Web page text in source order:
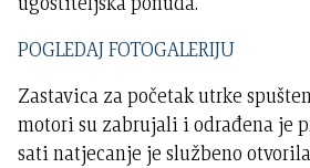
POGLEDAJ FOTOGALERIJU
Zastavica za početak utrke
motori su zabrujali i odrađena je
sati natjecanje je službeno